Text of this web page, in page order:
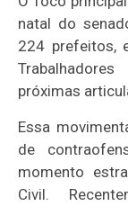
natal do
224 prefeitos,
próximas
Essa
de
momento
Civil.